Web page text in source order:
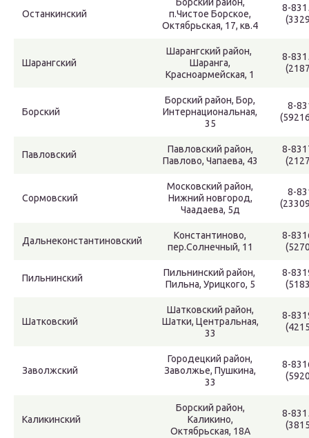
Останкинский
п.Чистое Борское,
Октябрьская, 17, кв.4
8-
Шарангский
Шарангский район,
Шаранга,
Красноармейская, 1
8-
Борский
Борский район, Бор,
Интернациональная,
35
8-
Павловский
Павловский район,
Павлово, Чапаева, 43
8-
Сормовский
Московский район,
Нижний новгород,
Чаадаева, 5д
8-
Дальнеконстантиновский
Константиново,
пер.Солнечный, 11
8-
Пильнинский
Пильнинский район,
Пильна, Урицкого, 5
8-
Шатковский
Шатковский район,
Шатки, Центральная,
33
8-
Заволжский
Городецкий район,
Заволжье, Пушкина,
33
8-
Каликинский
Борский район,
Каликино,
Октябрьская, 18А
8-